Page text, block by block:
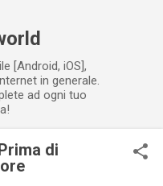
[Android, iOS],
in generale.
ad ogni tuo
di